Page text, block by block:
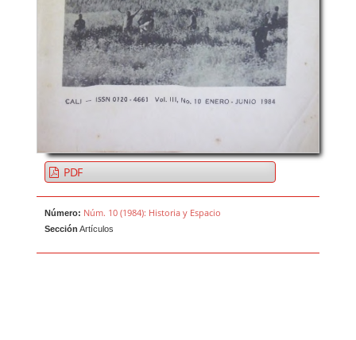
PDF
Número: Núm. 10 (1984): Historia y Espacio
Sección Artículos